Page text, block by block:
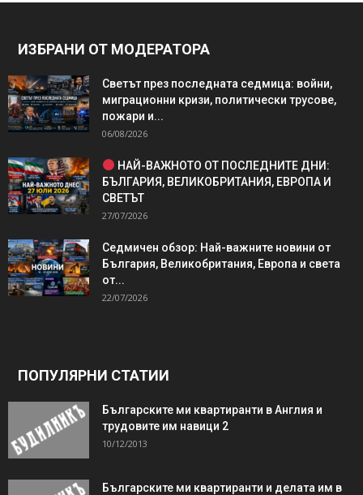
ИЗБРАНИ ОТ МОДЕРАТОРА
Светът през последната седмица: войни,
миграционни кризи, политически трусове,
пожари и...
06/08/2026
НАЙ-ВАЖНОТО ОТ ПОСЛЕДНИТЕ ДНИ:
БЪЛГАРИЯ, ВЕЛИКОБРИТАНИЯ, ЕВРОПА И
СВЕТЪТ
27/07/2026
Седмичен обзор: Най-важните новини от
България, Великобритания, Европа и света
от...
22/07/2026
ПОПУЛЯРНИ СТАТИИ
Българските ми квартиранти в Англия и
трудовите им навици 2
10/12/2013
Българските ми квартиранти и делата им в